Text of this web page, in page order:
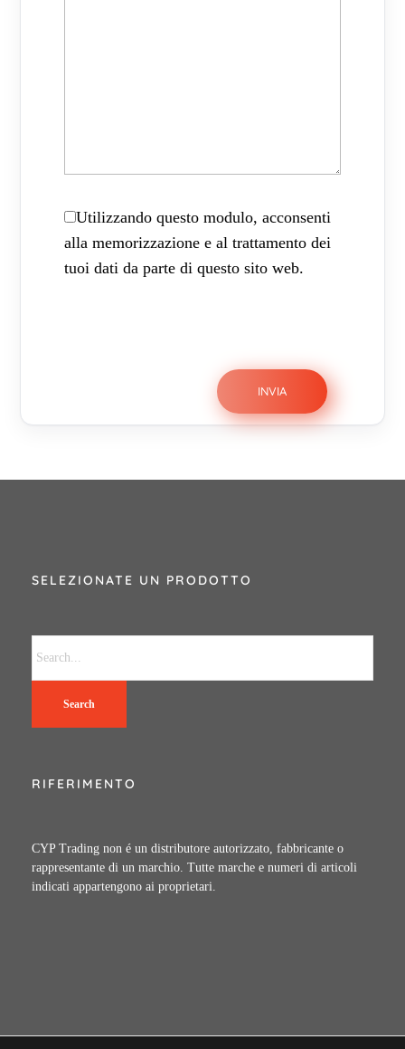
Utilizzando questo modulo, acconsenti
alla memorizzazione e al trattamento dei
tuoi dati da parte di questo sito web.
SELEZIONATE UN PRODOTTO
Search
RIFERIMENTO
CYP Trading non é un distributore autorizzato, fabbricante o
rappresentante di un marchio. Tutte marche e numeri di articoli
indicati appartengono ai proprietari.